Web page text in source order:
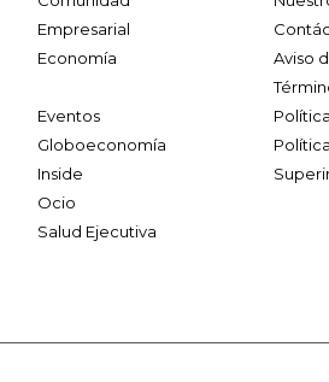
Empresarial
Economía
Eventos
Globoeconomía
Inside
Ocio
Salud Ejecutiva
Aviso